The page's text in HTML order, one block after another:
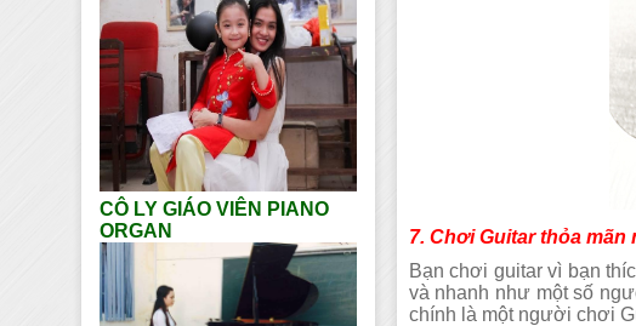
7. Chơi Guitar thỏa mãn
Bạn chơi guitar vì bạn
và nhanh như một số
chính là một người chơi
CÔ LY GIÁO VIÊN PIANO
ORGAN